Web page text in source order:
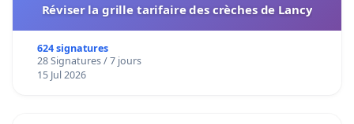
Réviser la grille tarifaire des crèches de Lancy
624 signatures
28 Signatures / 7 jours
15 Jul 2026